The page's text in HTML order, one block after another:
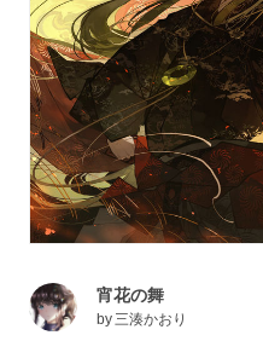
宵花の舞
by三湊かおり